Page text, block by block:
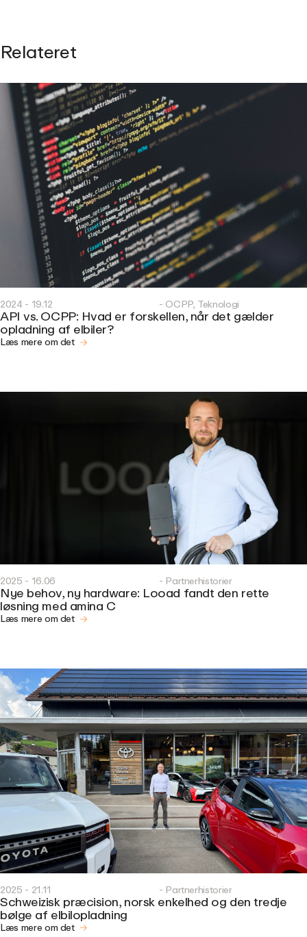
Relateret
2024 - 19.12 - OCPP, Teknologi
API vs. OCPP: Hvad er forskellen, når det gælder
opladning af elbiler?
Læs mere om det
2025 - 16.06 - Partnerhistorier
Nye behov, ny hardware: Looad fandt den rette
løsning med amina C
Læs mere om det
2025 - 21.11 - Partnerhistorier
Schweizisk præcision, norsk enkelhed og den tredje
bølge af elbilopladning
Læs mere om det